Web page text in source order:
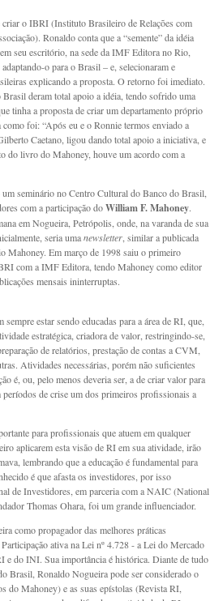
criar o IBRI (Instituto Brasileiro de Relações com
Ronaldo conta que a “semente” da idéia
seu escritório, na sede da IMF Editora no Rio,
o para o Brasil – e, selecionaram e
explicando a proposta. O retorno foi imediato.
deram total apoio a idéia, tendo sofrido uma
tinha a proposta de criar um departamento próprio
foi: “Após eu e o Ronnie termos enviado a
Caetano, ligou dando total apoio a iniciativa, e
do livro do Mahoney, houve um acordo com a
seminário no Centro Cultural do Banco do Brasil,
com a participação doWilliam F. Mahoney.
em Nogueira, Petrópolis, onde, na varanda de sua
seria umanewsletter, similar a publicada
Mahoney. Em março de 1998 saiu o primeiro
com a IMF Editora, tendo Mahoney como editor
mensais ininterruptas.
estar sendo educadas para a área de RI, que,
estratégica, criadora de valor, restringindo-se,
de relatórios, prestação de contas a CVM,
Atividades necessárias, porém não suficientes
é, ou, pelo menos deveria ser, a de criar valor para
de crise um dos primeiros profissionais a
para profissionais que atuem em qualquer
aplicarem esta visão de RI em sua atividade, irão
lembrando que a educação é fundamental para
é que afasta os investidores, por isso
de Investidores, em parceria com a NAIC (National
Thomas Ohara, foi um grande influenciador.
como propagador das melhores práticas
ativa na Lei nº 4.728 - a Lei do Mercado
do INI. Sua importância é histórica. Diante de tudo
Brasil, Ronaldo Nogueira pode ser considerado o
do Mahoney) e as suas epístolas (Revista RI,